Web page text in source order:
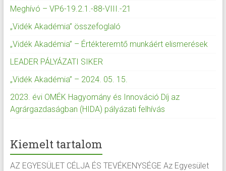
Meghívó – VP6-19.2.1.-88-VIII.-21
„Vidék Akadémia” összefoglaló
„Vidék Akadémia” – Értékteremtő munkáért elismerések
LEADER PÁLYÁZATI SIKER
„Vidék Akadémia” – 2024. 05. 15.
2023. évi OMÉK Hagyomány és Innováció Díj az
Agrárgazdaságban (HIDA) pályázati felhívás
Kiemelt tartalom
AZ EGYESÜLET CÉLJA ÉS TEVÉKENYSÉGE Az Egyesület